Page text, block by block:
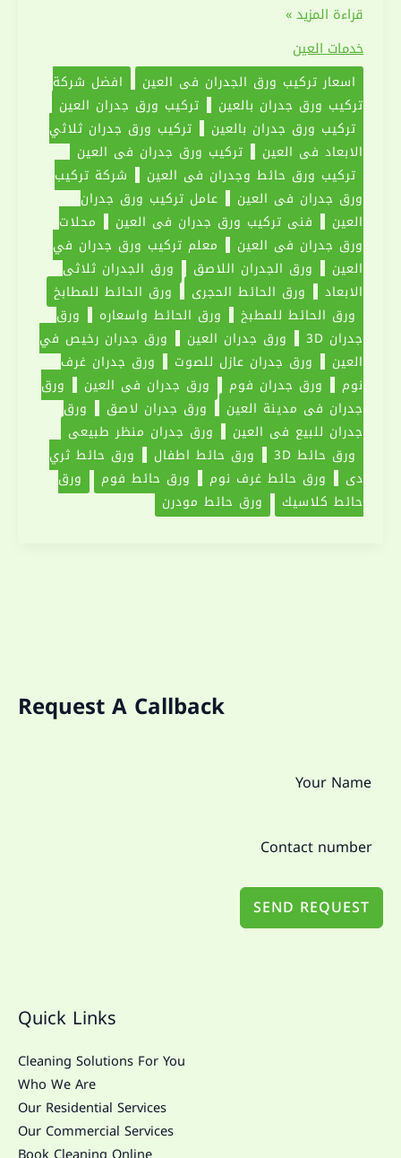
تركيب
جدران
في
العين
|0551030094|
ورق
حائط
قراءة المزيد »
خدمات العين
اسعار تركيب ورق الجدران في العين
افضل شركة
تركيب ورق جدران بالعين
تركيب ورق جدران العين
تركيب ورق جدران بالعين
تركيب ورق جدران ثلاثي
الابعاد في العين
تركيب ورق جدران في العين
تركيب ورق حائط وجدران في العين
شركة تركيب
ورق جدران في العين
عامل تركيب ورق جدران
العين
فني تركيب ورق جدران في العين
محلات
ورق جدران في العين
معلم تركيب ورق جدران في
العين
ورق الجدران اللاصق
ورق الجدران ثلاثي
الابعاد
ورق الحائط الحجري
ورق الحائط للمطابخ
ورق الحائط للمطبخ
ورق الحائط واسعاره
ورق
جدران 3D
ورق جدران العين
ورق جدران رخيص في
العين
ورق جدران عازل للصوت
ورق جدران غرف
نوم
ورق جدران فوم ورق جدران في العين
ورق
جدران في مدينة العين
ورق جدران لاصق
ورق
جدران للبيع في العين
ورق جدران منظر طبيعي
ورق حائط 3D
ورق حائط اطفال
ورق حائط ثري
دي
ورق حائط غرف نوم ورق حائط فوم
ورق
حائط كلاسيك
ورق حائط مودرن
Request A Callback
SEND REQUEST
Quick Links
Cleaning Solutions For You
Who We Are
Our Residential Services
Our Commercial Services